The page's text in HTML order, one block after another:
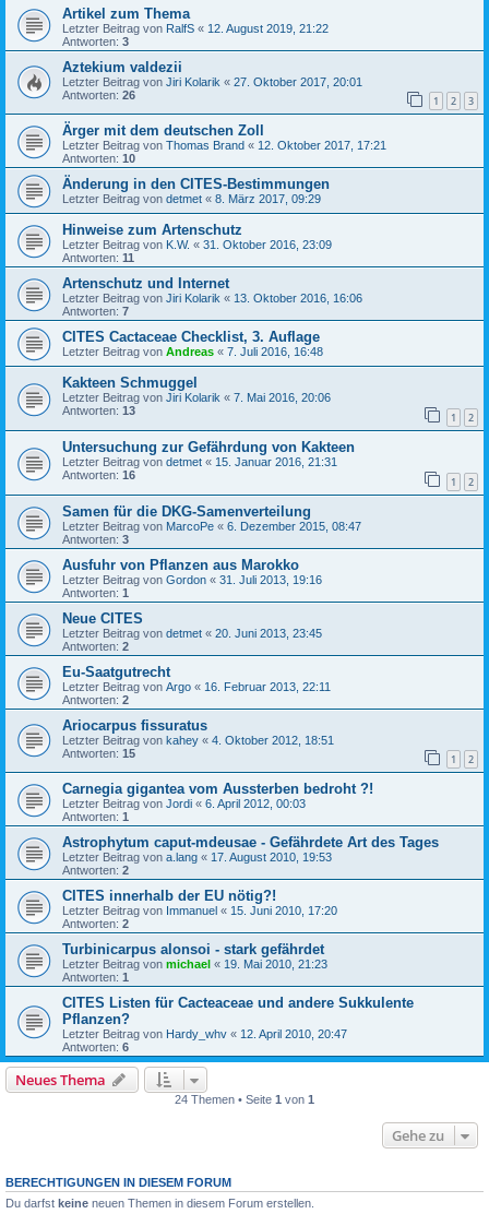
Artikel zum Thema
Letzter Beitrag von RalfS « 12. August 2019, 21:22
Antworten: 3
Aztekium valdezii
Letzter Beitrag von Jiri Kolarik « 27. Oktober 2017, 20:01
Antworten: 26 1 2 3
Ärger mit dem deutschen Zoll
Letzter Beitrag von Thomas Brand « 12. Oktober 2017, 17:21
Antworten: 10
Änderung in den CITES-Bestimmungen
Letzter Beitrag von detmet « 8. März 2017, 09:29
Hinweise zum Artenschutz
Letzter Beitrag von K.W. « 31. Oktober 2016, 23:09
Antworten: 11
Artenschutz und Internet
Letzter Beitrag von Jiri Kolarik « 13. Oktober 2016, 16:06
Antworten: 7
CITES Cactaceae Checklist, 3. Auflage
Letzter Beitrag von Andreas « 7. Juli 2016, 16:48
Kakteen Schmuggel
Letzter Beitrag von Jiri Kolarik « 7. Mai 2016, 20:06
Antworten: 13 1 2
Untersuchung zur Gefährdung von Kakteen
Letzter Beitrag von detmet « 15. Januar 2016, 21:31
Antworten: 16 1 2
Samen für die DKG-Samenverteilung
Letzter Beitrag von MarcoPe « 6. Dezember 2015, 08:47
Antworten: 3
Ausfuhr von Pflanzen aus Marokko
Letzter Beitrag von Gordon « 31. Juli 2013, 19:16
Antworten: 1
Neue CITES
Letzter Beitrag von detmet « 20. Juni 2013, 23:45
Antworten: 2
Eu-Saatgutrecht
Letzter Beitrag von Argo « 16. Februar 2013, 22:11
Antworten: 2
Ariocarpus fissuratus
Letzter Beitrag von kahey « 4. Oktober 2012, 18:51
Antworten: 15 1 2
Carnegia gigantea vom Aussterben bedroht ?!
Letzter Beitrag von Jordi « 6. April 2012, 00:03
Antworten: 1
Astrophytum caput-mdeusae - Gefährdete Art des Tages
Letzter Beitrag von a.lang « 17. August 2010, 19:53
Antworten: 2
CITES innerhalb der EU nötig?!
Letzter Beitrag von Immanuel « 15. Juni 2010, 17:20
Antworten: 2
Turbinicarpus alonsoi - stark gefährdet
Letzter Beitrag von michael « 19. Mai 2010, 21:23
Antworten: 1
CITES Listen für Cacteaceae und andere Sukkulente
Pflanzen?
Letzter Beitrag von Hardy_whv « 12. April 2010, 20:47
Antworten: 6
Neues Thema
24 Themen • Seite 1 von 1
Gehe zu
BERECHTIGUNGEN IN DIESEM FORUM
Du darfst keine neuen Themen in diesem Forum erstellen.